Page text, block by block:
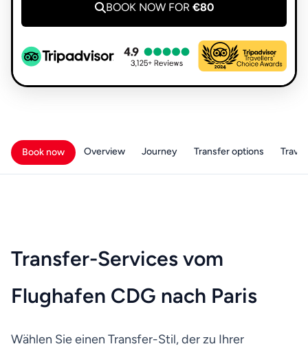
BOOK NOW FOR €80
Book now Overview Journey Transfer options
Transfer-Services vom
Flughafen CDG nach Paris
Wählen Sie einen Transfer-Stil, der zu Ihrer